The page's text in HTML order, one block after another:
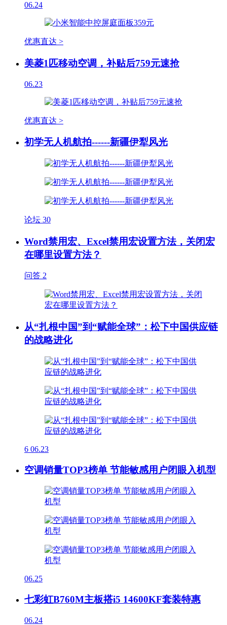
06.24
优惠直达 >
美菱1匹移动空调，补贴后759元速抢
06.23
优惠直达 >
初学无人机航拍------新疆伊犁风光
论坛 30
Word禁用宏、Excel禁用宏设置方法，关闭宏
在哪里设置方法？
问答 2
从“扎根中国”到“赋能全球”：松下中国供应链
的战略进化
6 06.23
空调销量TOP3榜单 节能敏感用户闭眼入机型
06.25
七彩虹B760M主板搭i5 14600KF套装特惠
06.24